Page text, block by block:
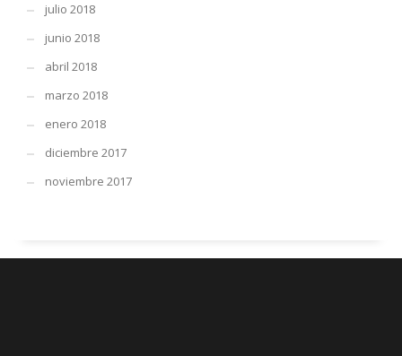
julio 2018
junio 2018
abril 2018
marzo 2018
enero 2018
diciembre 2017
noviembre 2017